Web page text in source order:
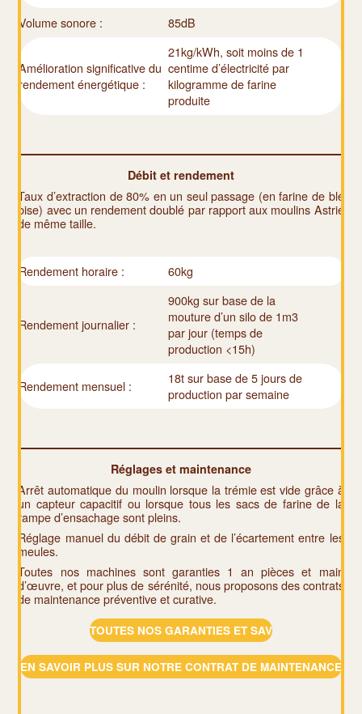
Volume sonore :
85dB
Amélioration significative du
rendement énergétique :
21kg/kWh, soit moins de 1
centime d’électricité par
kilogramme de farine
produite
Débit et rendement
Taux d’extraction de 80% en un seul passage (en farine de blé
bise) avec un rendement doublé par rapport aux moulins Astrié
de même taille.
Rendement horaire : 60kg
Rendement journalier :
900kg sur base de la
mouture d’un silo de 1m3
par jour (temps de
production <15h)
Rendement mensuel :
18t sur base de 5 jours de
production par semaine
Réglages et maintenance
Arrêt automatique du moulin lorsque la trémie est vide grâce à
un capteur capacitif ou lorsque tous les sacs de farine de la
rampe d’ensachage sont pleins.
Réglage manuel du débit de grain et de l’écartement entre les
meules.
Toutes nos machines sont garanties 1 an pièces et main
d’œuvre, et pour plus de sérénité, nous proposons des contrats
de maintenance préventive et curative.
TOUTES NOS GARANTIES ET SAV
EN SAVOIR PLUS SUR NOTRE CONTRAT DE MAINTENANCE